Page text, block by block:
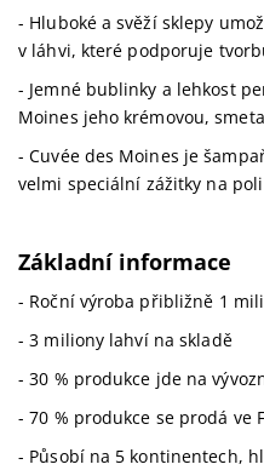
- Hluboké a svěží sklepy
v láhvi, které podporuje
- Jemné bublinky a lehkost
Moines jeho krémovou,
- Cuvée des Moines je
velmi speciální zážitky na
Základní informace
- Roční výroba přibližně 1
- 3 miliony lahví na skladě
- 30 % produkce jde na
- 70 % produkce se prodá ve
- Působí na 5 kontinentech,